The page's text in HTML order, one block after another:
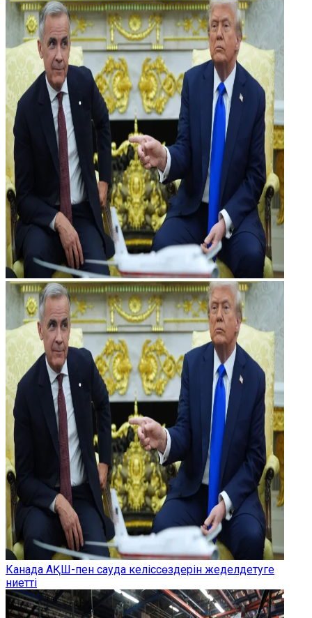
Канада АҚШ-пен сауда келіссөздерін жеделдетуге
ниетті